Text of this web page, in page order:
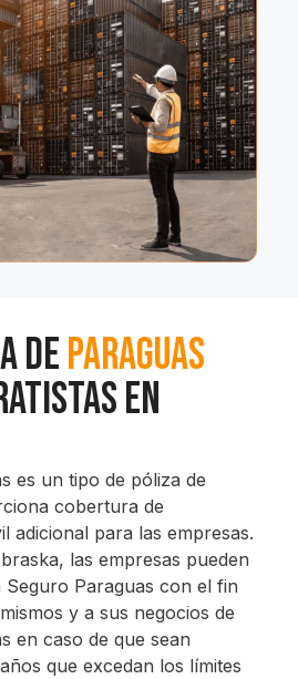
deParaguas
en
es un tipo de póliza de
cobertura de
adicional para las empresas.
las empresas pueden
Paraguas con el fin
y a sus negocios de
en caso de que sean
que excedan los límites